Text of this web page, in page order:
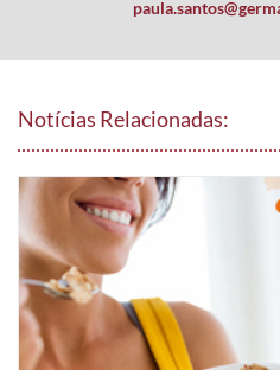
Notícias Relacionadas: